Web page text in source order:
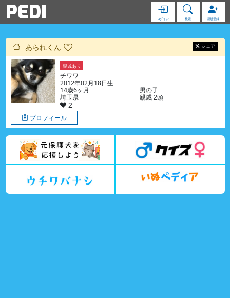
PEDI ログイン 検索 新規登録
あられくん シェア
親戚あり
チワワ
2012年02月18日生
14歳6ヶ月
男の子
埼玉県
親戚 2頭
2
プロフィール